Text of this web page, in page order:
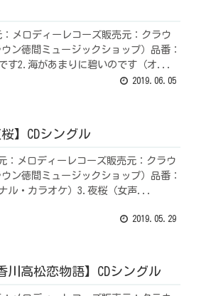
メロディーレコーズ販売元：クラウ
ン徳間ミュージックショップ）品番：
す2.海があまりに碧いのです（オ...
2019.06.05
】CDシングル
：メロディーレコーズ販売元：クラウ
ン徳間ミュージックショップ）品番：
ル・カラオケ）3.夜桜（女声...
2019.05.29
高松恋物語】CDシングル